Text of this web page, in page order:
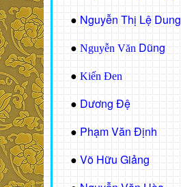
● Nguyễn Thị Lệ Dung
● Nguyễn Văn Dũng
● Kiến Đen
● Dương Đệ
● Phạm Văn Định
● Võ Hữu Giảng